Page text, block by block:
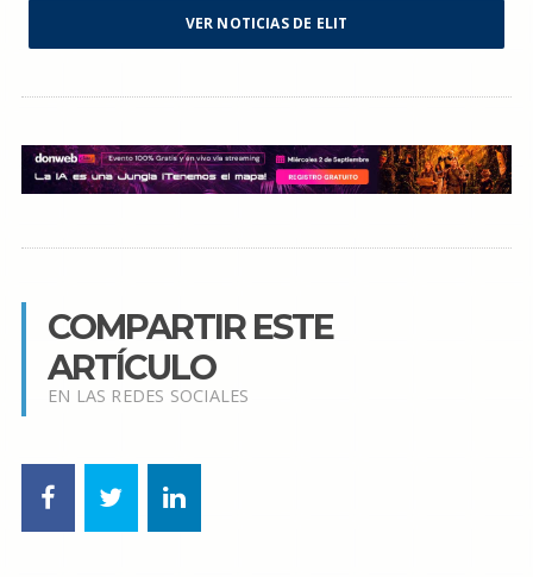
VER NOTICIAS DE ELIT
COMPARTIR ESTE
ARTÍCULO
EN LAS REDES SOCIALES